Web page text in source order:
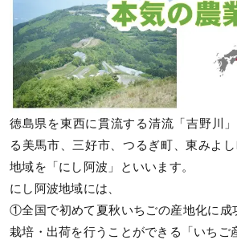
徳島県を東西に貫流する清流「吉野川
る美馬市、三好市、つるぎ町、東みよ
地域を「にし阿波」といいます。
にし阿波地域には、
①全国で初めて夏秋いちごの産地化に成
栽培・出荷を行うことができる「いちご